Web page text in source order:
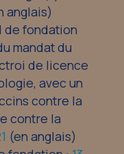
anglais)
de fondation
mandat du
de licence
avec un
contre la
contre la
(en anglais)